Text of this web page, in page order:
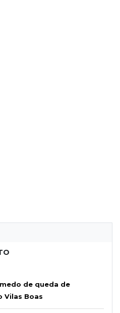
de queda de
Vilas Boas